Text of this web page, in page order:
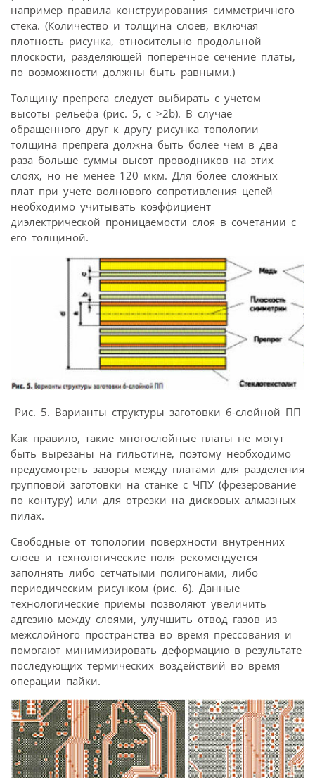
например правила конструирования симметричного
стека. (Количество и толщина слоев, включая
плотность рисунка, относительно продольной
плоскости, разделяющей поперечное сечение платы,
по возможности должны быть равными.)
Толщину препрега следует выбирать с учетом
высоты рельефа (рис. 5, c >2b). В случае
обращенного друг к другу рисунка топологии
толщина препрега должна быть более чем в два
раза больше суммы высот проводников на этих
слоях, но не менее 120 мкм. Для более сложных
плат при учете волнового сопротивления цепей
необходимо учитывать коэффициент
диэлектрической проницаемости слоя в сочетании с
его толщиной.
Рис. 5. Варианты структуры заготовки 6-слойной ПП
Как правило, такие многослойные платы не могут
быть вырезаны на гильотине, поэтому необходимо
предусмотреть зазоры между платами для разделения
групповой заготовки на станке с ЧПУ (фрезерование
по контуру) или для отрезки на дисковых алмазных
пилах.
Свободные от топологии поверхности внутренних
слоев и технологические поля рекомендуется
заполнять либо сетчатыми полигонами, либо
периодическим рисунком (рис. 6). Данные
технологические приемы позволяют увеличить
адгезию между слоями, улучшить отвод газов из
межслойного пространства во время прессования и
помогают минимизировать деформацию в результате
последующих термических воздействий во время
операции пайки.